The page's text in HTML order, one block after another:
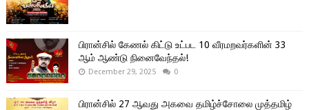
பிரான்சில் கேணல் கிட்டு உட்பட 10 வீரமறவர்களின் 33
ஆம் ஆண்டு நினைவேந்தல்!
December 29, 2025 0
பிரான்சில் 27 ஆவது அகவை தமிழ்ச்சோலை முத்தமிழ்